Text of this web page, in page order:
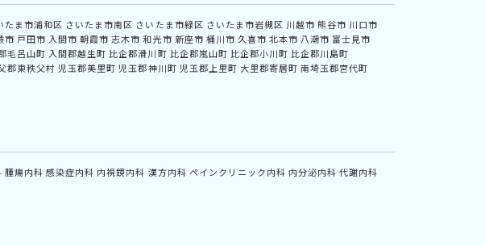
たま市浦和区 さいたま市南区 さいたま市緑区 さいたま市岩槻区 川越市 熊谷市 川口市
市 戸田市 入間市 朝霞市 志木市 和光市 新座市 桶川市 久喜市 北本市 八潮市 富士見市
毛呂山町 入間郡越生町 比企郡滑川町 比企郡嵐山町 比企郡小川町 比企郡川島町
郡東秩父村 児玉郡美里町 児玉郡神川町 児玉郡上里町 大里郡寄居町 南埼玉郡宮代町
腫瘍内科 感染症内科 内視鏡内科 漢方内科 ペインクリニック内科 内分泌内科 代謝内科